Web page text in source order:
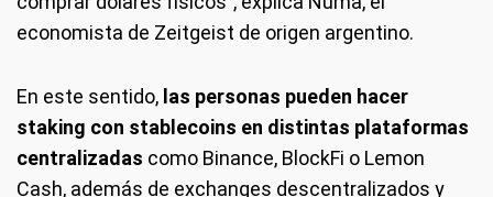
economista de Zeitgeist de origen argentino.
En este sentido, las personas pueden hacer
staking con stablecoins en distintas plataformas
centralizadas como Binance, BlockFi o Lemon
Cash, además de exchanges descentralizados y